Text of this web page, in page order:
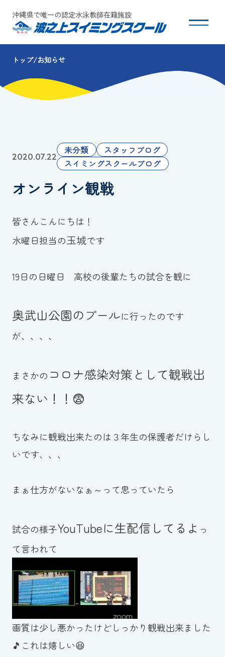
沖縄県で唯一の認定水泳教師在籍施設
スクールについて
コース・クラス紹介
団体会員募集
保護者の方へ
採用情報
お知らせ
カレンダー
Tel.098-863-7264
平日 9:00～22:00｜土祝 9:00～21:00
トップ お知らせ
2020.07.22
未分類
スタッフブログ
スイミングスクールブログ
オンライン観戦
皆さんこんにちは！
水曜日担当の玉城です
19日の日曜日 高校の後輩たちの試合を観に
奥武山公園のプールに行ったのです
が、、、、
まさかの コロナ感染対策として観戦出
来ない！！😨
ちなみに観戦出来たのは３年生の保護者だけらし
いです、、、
まぁ仕方がないなぁ～って思っていたら
試合の様子YouTubeに生配信してるよ っ
て言われて
画質は少し悪かったけどしっかり観戦出来ました
🎵これは嬉しい😆